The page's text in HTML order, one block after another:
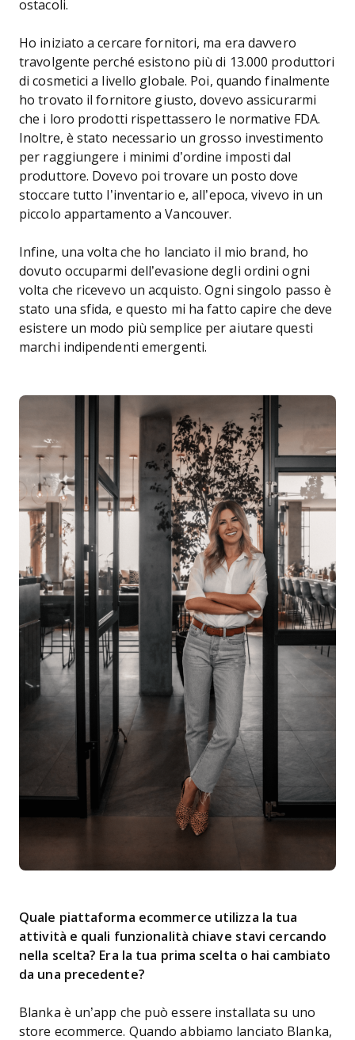
ostacoli.
Ho iniziato a cercare fornitori, ma era davvero
travolgente perché esistono più di 13.000 produttori
di cosmetici a livello globale. Poi, quando finalmente
ho trovato il fornitore giusto, dovevo assicurarmi
che i loro prodotti rispettassero le normative FDA.
Inoltre, è stato necessario un grosso investimento
per raggiungere i minimi d’ordine imposti dal
produttore. Dovevo poi trovare un posto dove
stoccare tutto l’inventario e, all’epoca, vivevo in un
piccolo appartamento a Vancouver.
Infine, una volta che ho lanciato il mio brand, ho
dovuto occuparmi dell’evasione degli ordini ogni
volta che ricevevo un acquisto. Ogni singolo passo è
stato una sfida, e questo mi ha fatto capire che deve
esistere un modo più semplice per aiutare questi
marchi indipendenti emergenti.
Quale piattaforma ecommerce utilizza la tua
attività e quali funzionalità chiave stavi cercando
nella scelta? Era la tua prima scelta o hai cambiato
da una precedente?
Blanka è un’app che può essere installata su uno
store ecommerce. Quando abbiamo lanciato Blanka,